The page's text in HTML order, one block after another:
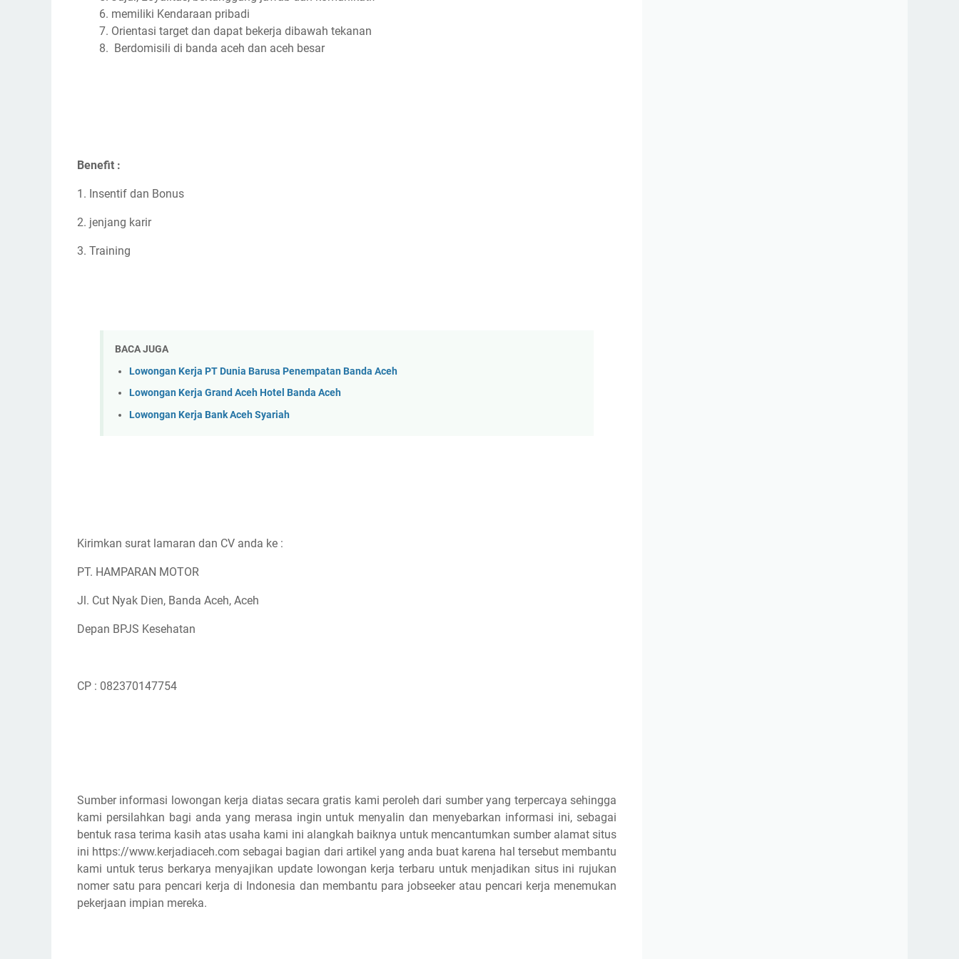
memiliki Kendaraan pribadi
Orientasi target dan dapat bekerja dibawah tekanan
Berdomisili di banda aceh dan aceh besar
Benefit :
1. Insentif dan Bonus
2. jenjang karir
3. Training
BACA JUGA
Lowongan Kerja PT Dunia Barusa Penempatan Banda Aceh
Lowongan Kerja Grand Aceh Hotel Banda Aceh
Lowongan Kerja Bank Aceh Syariah
Kirimkan surat lamaran dan CV anda ke :
PT. HAMPARAN MOTOR
Jl. Cut Nyak Dien, Banda Aceh, Aceh
Depan BPJS Kesehatan
CP : 082370147754
Sumber informasi lowongan kerja diatas secara gratis kami peroleh dari sumber yang terpercaya sehingga
kami persilahkan bagi anda yang merasa ingin untuk menyalin dan menyebarkan informasi ini, sebagai
bentuk rasa terima kasih atas usaha kami ini alangkah baiknya untuk mencantumkan sumber alamat situs
ini https://www.kerjadiaceh.com sebagai bagian dari artikel yang anda buat karena hal tersebut membantu
kami untuk terus berkarya menyajikan update lowongan kerja terbaru untuk menjadikan situs ini rujukan
nomer satu para pencari kerja di Indonesia dan membantu para jobseeker atau pencari kerja menemukan
pekerjaan impian mereka.